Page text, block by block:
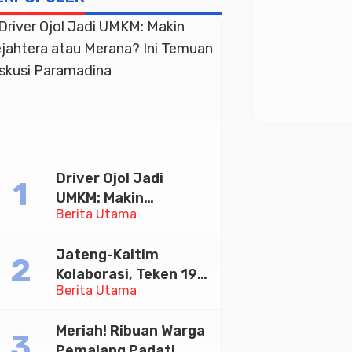
Berita Utama
Driver Ojol Jadi
UMKM: Makin
Sejahtera atau
Diskusi Paramadina
Berita Utama
Jateng-Kaltim
Kolaborasi, Teken 19
Kerja Sama Ekonomi
Meriah! Ribuan Warga